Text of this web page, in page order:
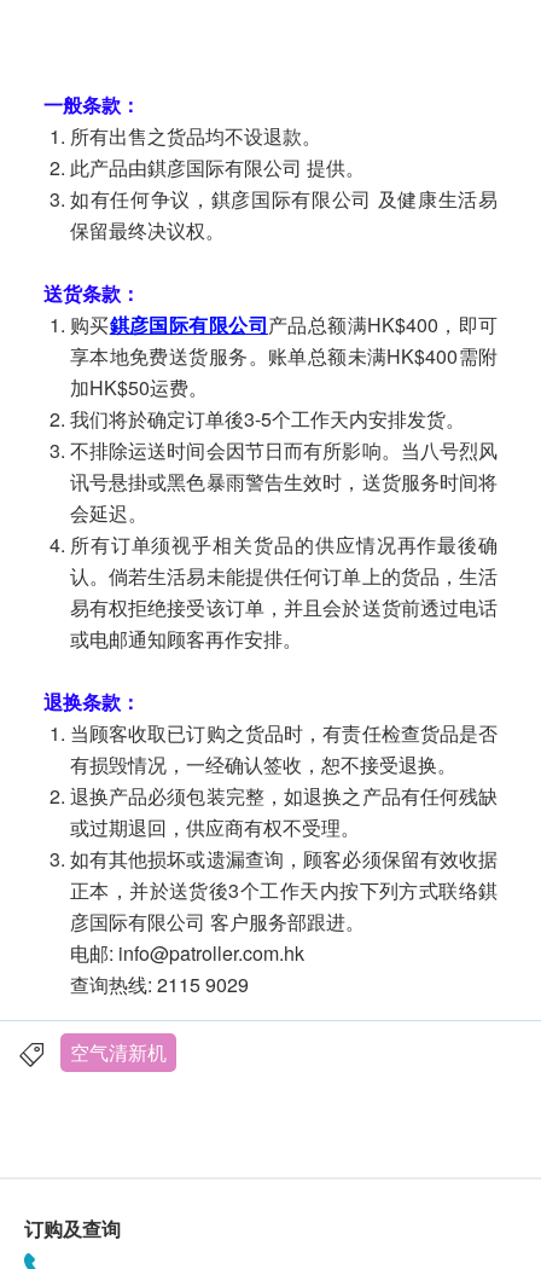
一般条款：
所有出售之货品均不设退款。
此产品由錤彦国际有限公司 提供。
如有任何争议，錤彦国际有限公司 及健康生活易
保留最终决议权。
送货条款：
购买錤彦国际有限公司产品总额满HK$400，即可
享本地免费送货服务。账单总额未满HK$400需附
加HK$50运费。
我们将於确定订单後3-5个工作天内安排发货。
不排除运送时间会因节日而有所影响。当八号烈风
讯号悬掛或黑色暴雨警告生效时，送货服务时间将
会延迟。
所有订单须视乎相关货品的供应情况再作最後确
认。倘若生活易未能提供任何订单上的货品，生活
易有权拒绝接受该订单，并且会於送货前透过电话
或电邮通知顾客再作安排。
退换条款：
当顾客收取已订购之货品时，有责任检查货品是否
有损毁情况，一经确认签收，恕不接受退换。
退换产品必须包装完整，如退换之产品有任何残缺
或过期退回，供应商有权不受理。
如有其他损坏或遗漏查询，顾客必须保留有效收据
正本，并於送货後3个工作天内按下列方式联络錤
彦国际有限公司 客户服务部跟进。
电邮: info@patroller.com.hk
查询热线: 2115 9029
空气清新机
订购及查询